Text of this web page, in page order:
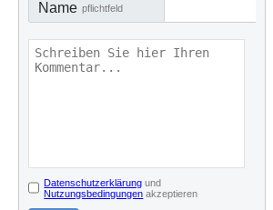
Name pflichtfeld
Datenschutzerklärung und
Nutzungsbedingungen akzeptieren